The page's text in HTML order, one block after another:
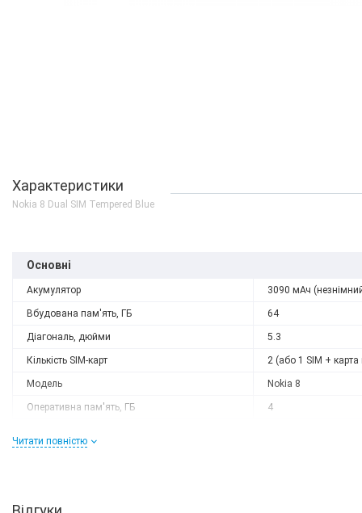
Характеристики
Nokia 8 Dual SIM Tempered Blue
Основні
Акумулятор 3090 мАч
Вбудована пам'ять, ГБ 64
Діагональ, дюйми 5.3
Кількість SIM-карт 2 (або 1 SIM + карта
Модель Nokia 8
Оперативна пам'ять, ГБ 4
Читати повністю